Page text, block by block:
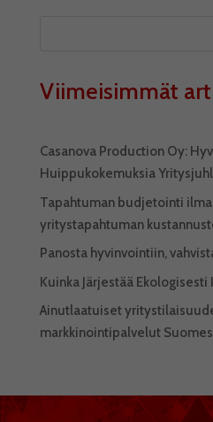
Viimeisimmät
Casanova Production Oy:
Huippukokemuksia
Tapahtuman budjetointi
yritystapahtuman
Panosta hyvinvointiin,
Kuinka Järjestää Ekologisesti
Ainutlaatuiset
markkinointipalvelut